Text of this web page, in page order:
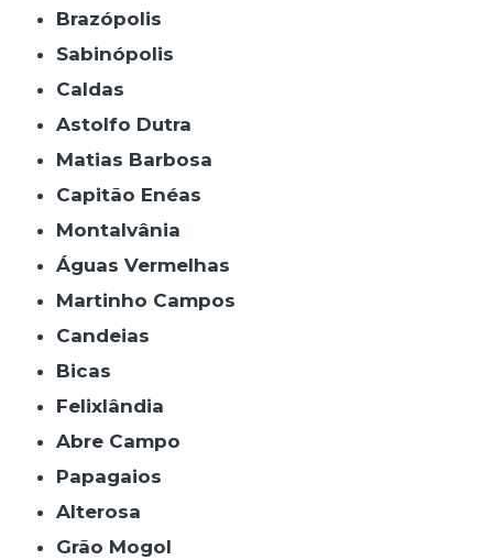
Brazópolis
Sabinópolis
Caldas
Astolfo Dutra
Matias Barbosa
Capitão Enéas
Montalvânia
Águas Vermelhas
Martinho Campos
Candeias
Bicas
Felixlândia
Abre Campo
Papagaios
Alterosa
Grão Mogol